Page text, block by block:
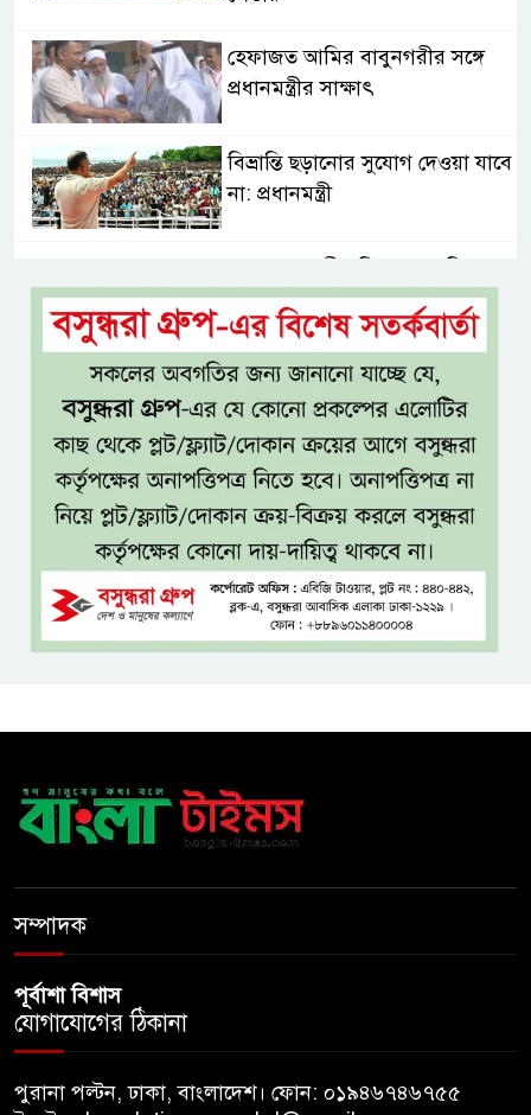
হেফাজত আমির বাবুনগরীর সঙ্গে
প্রধানমন্ত্রীর সাক্ষাৎ
বিভ্রান্তি ছড়ানোর সুযোগ দেওয়া যাবে
না: প্রধানমন্ত্রী
অধিকার নিশ্চিত করতে হাইকোর্টের
রুল
জামায়াতের প্রদর্শনীতে মুক্তিযুদ্ধ
আছে, নেই জামায়াত
জঙ্গল ছেড়ে লোকালয়ে বিষধর সাপ,
খাদ্যসংকট ও সংকুচিত আবাসস্থলই
কি কারণ?
এসএসসি ও সমমানের ফল
সোমবার, জানা যাবে ৩ উপায়ে
একই খাটে মা-ছেলের লাশ, শিশুর
মৃত্যু
মাকে খুঁজতে এসে মিলল পলিথিনে
মোড়ানো মরদেহ, মেলেনি মাথা ও
সম্পাদক
পূর্বাশা বিশাস
যোগাযোগের ঠিকানা
পুরানা পল্টন, ঢাকা, বাংলাদেশ। ফোন: ০১৯৪৬৭৪৬৭৫৫